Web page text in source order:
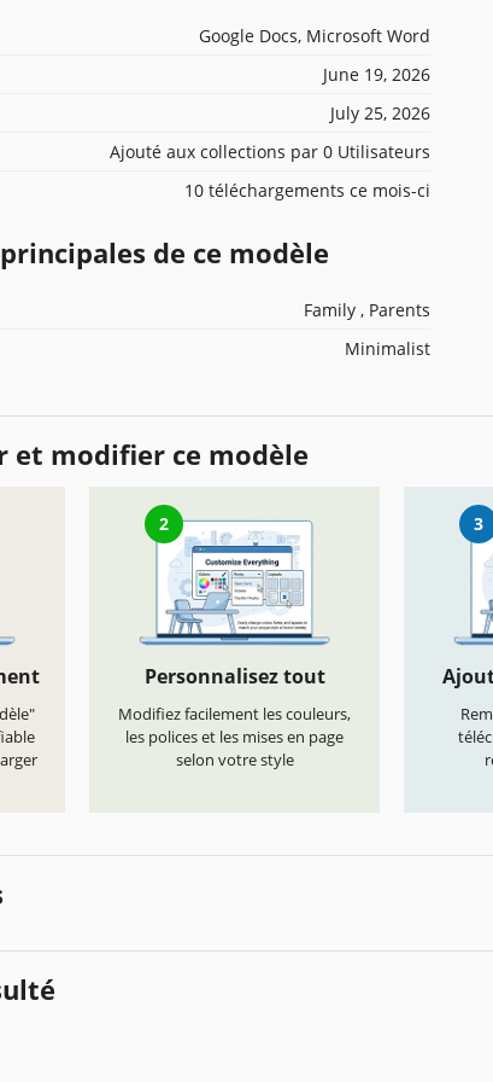
Google Docs, Microsoft Word
June 19, 2026
July 25, 2026
Ajouté aux collections par 0 Utilisateurs
10 téléchargements ce mois-ci
de ce modèle
Family , Parents
Minimalist
et modifier ce modèle
2
Personnalisez tout
Modifiez facilement les couleurs,
les polices et les mises en page
selon votre style
3